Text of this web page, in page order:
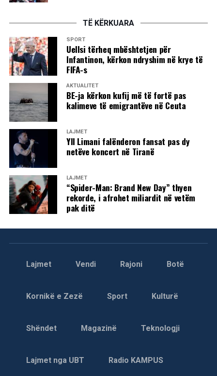
TË KËRKUARA
SPORT
Uellsi tërheq mbështetjen për
Infantinon, kërkon ndryshim në krye të
FIFA-s
AKTUALITET
BE-ja kërkon kufij më të fortë pas
kalimeve të emigrantëve në Ceuta
LAJMET
Yll Limani falënderon fansat pas dy
netëve koncert në Tiranë
LAJMET
“Spider-Man: Brand New Day” thyen
rekorde, i afrohet miliardit në vetëm
pak ditë
Lajmet Vendi Rajoni Botë
Kornikë e Zezë Sport Kulturë
Shëndet Magazinë Teknologji
Lajmet nga UBT Radio KAMPUS